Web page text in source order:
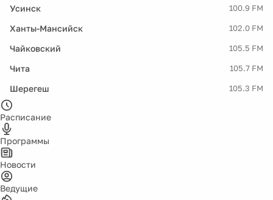
Усинск 100.9 FM
Ханты-Мансийск 102.0 FM
Чайковский 105.5 FM
Чита 105.7 FM
Шерегеш 105.3 FM
Расписание
Программы
Новости
Ведущие